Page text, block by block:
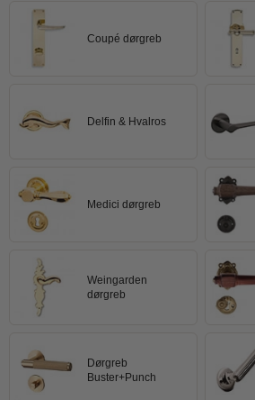
Trædørgreb på Langskilt
Udendørs dørgreb
Coupé dørgreb
Delfin & Hvalros
Medici dørgreb
Weingarden
dørgreb
Dørgreb
Buster+Punch